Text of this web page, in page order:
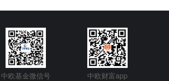
中欧基金微信号
中欧财富app